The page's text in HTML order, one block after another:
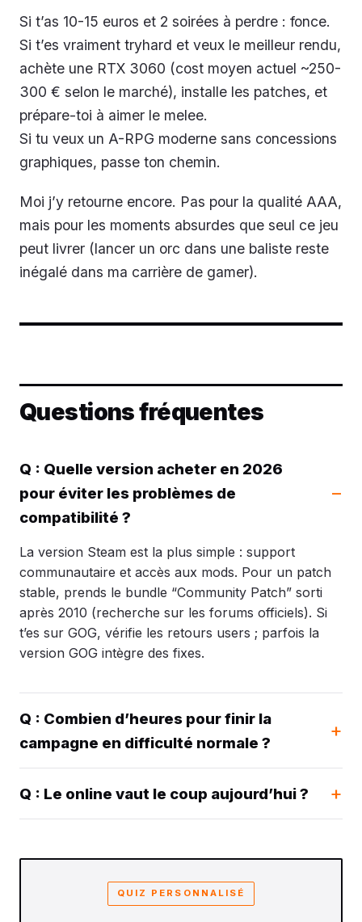
Si t’as 10-15 euros et 2 soirées à perdre : fonce.
Si t’es vraiment tryhard et veux le meilleur rendu,
achète une RTX 3060 (cost moyen actuel ~250-
300 € selon le marché), installe les patches, et
prépare-toi à aimer le melee.
Si tu veux un A-RPG moderne sans concessions
graphiques, passe ton chemin.
Moi j’y retourne encore. Pas pour la qualité AAA,
mais pour les moments absurdes que seul ce jeu
peut livrer (lancer un orc dans une baliste reste
inégalé dans ma carrière de gamer).
Questions fréquentes
Q : Quelle version acheter en 2026
pour éviter les problèmes de
compatibilité ?
La version Steam est la plus simple : support
communautaire et accès aux mods. Pour un patch
stable, prends le bundle “Community Patch” sorti
après 2010 (recherche sur les forums officiels). Si
t’es sur GOG, vérifie les retours users ; parfois la
version GOG intègre des fixes.
Q : Combien d’heures pour finir la
campagne en difficulté normale ?
Q : Le online vaut le coup aujourd’hui ?
QUIZ PERSONNALISÉ